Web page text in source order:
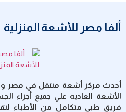
ألفا مصر للأشعة المنزلية
أحدث مركز أشعة متنقل في مصر
الأشعة العاديه علي جميع أجزاء
فريق طبي متكامل من الأطباء